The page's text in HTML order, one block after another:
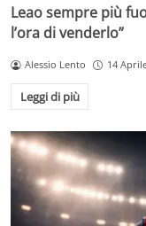
Leao sempre più
l’ora di venderlo”
Alessio Lento 14
Leggi di più